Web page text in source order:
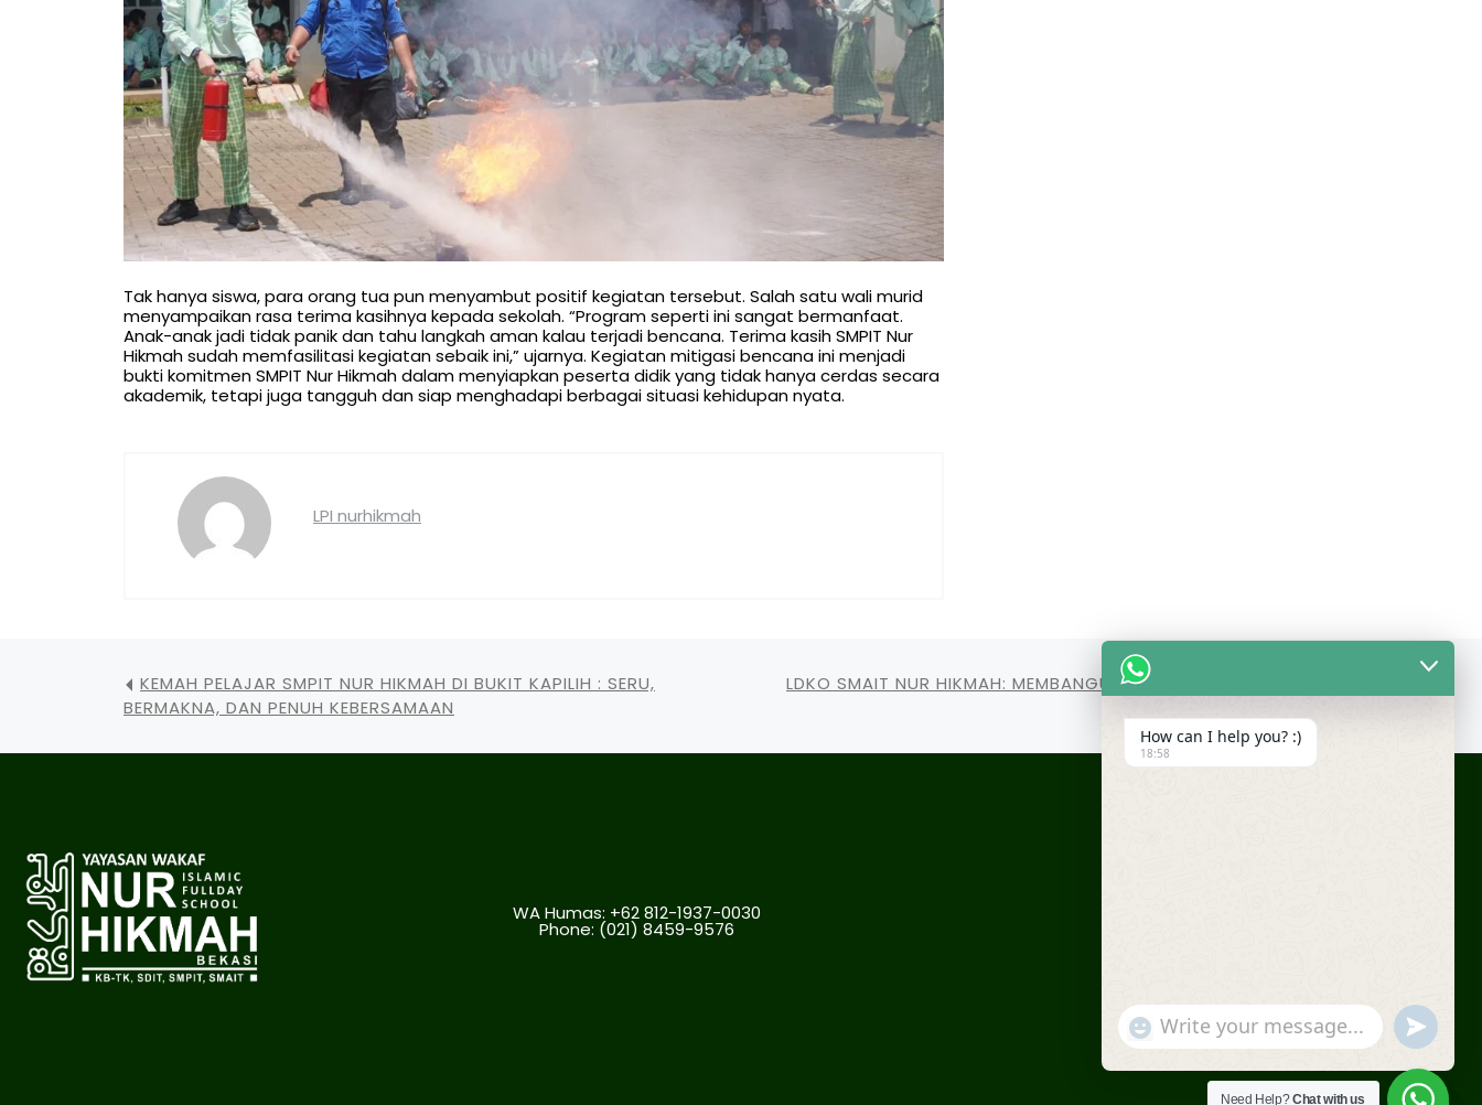
Tak hanya siswa, para orang tua pun menyambut positif kegiatan tersebut. Salah satu wali murid
menyampaikan rasa terima kasihnya kepada sekolah. “Program seperti ini sangat bermanfaat.
Anak-anak jadi tidak panik dan tahu langkah aman kalau terjadi bencana. Terima kasih SMPIT Nur
Hikmah sudah memfasilitasi kegiatan sebaik ini,” ujarnya. Kegiatan mitigasi bencana ini menjadi
bukti komitmen SMPIT Nur Hikmah dalam menyiapkan peserta didik yang tidak hanya cerdas secara
akademik, tetapi juga tangguh dan siap menghadapi berbagai situasi kehidupan nyata.
LPI nurhikmah
KEMAH PELAJAR SMPIT NUR HIKMAH DI BUKIT KAPILIH : SERU,
BERMAKNA, DAN PENUH KEBERSAMAAN
LDKO SMAIT NUR HIKMAH: MEMBANGUN JIWA KEPEMIMPINAN YANG
WA Humas: +62 812-1937-0030
Phone: (021) 8459-9576
instagram
facebook
youtube
tiktok
Need Help?Chat with us
How can I help you? :)
18:58
"+chaty_settings.lang.emoji_picker+"
WhatsApp Message
undefined